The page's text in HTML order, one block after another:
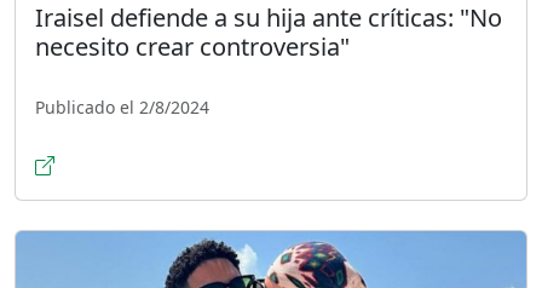
Iraisel defiende a su hija ante críticas: "No
necesito crear controversia"
Publicado el 2/8/2024